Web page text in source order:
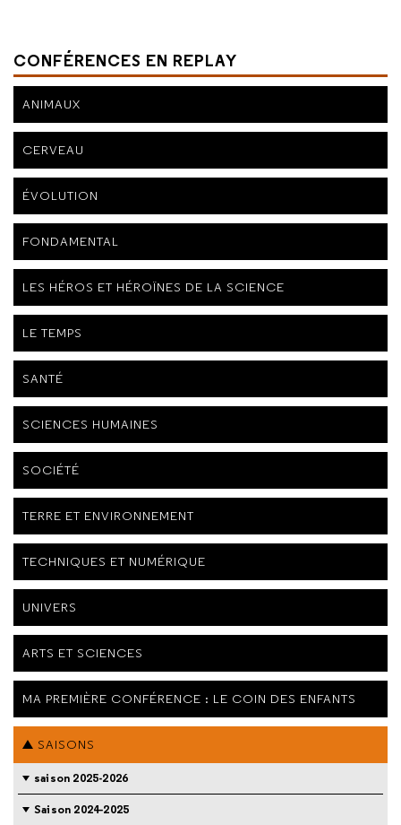
CONFÉRENCES EN REPLAY
ANIMAUX
CERVEAU
ÉVOLUTION
FONDAMENTAL
LES HÉROS ET HÉROÏNES DE LA SCIENCE
LE TEMPS
SANTÉ
SCIENCES HUMAINES
SOCIÉTÉ
TERRE ET ENVIRONNEMENT
TECHNIQUES ET NUMÉRIQUE
UNIVERS
ARTS ET SCIENCES
MA PREMIÈRE CONFÉRENCE : LE COIN DES ENFANTS
SAISONS
saison 2025-2026
Saison 2024-2025